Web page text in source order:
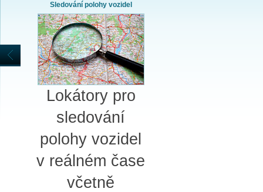
Sledování polohy vozidel
Lokátory pro
sledování
polohy vozidel
v reálném čase
včetně